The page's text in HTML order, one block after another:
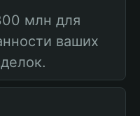
млн для
ваших